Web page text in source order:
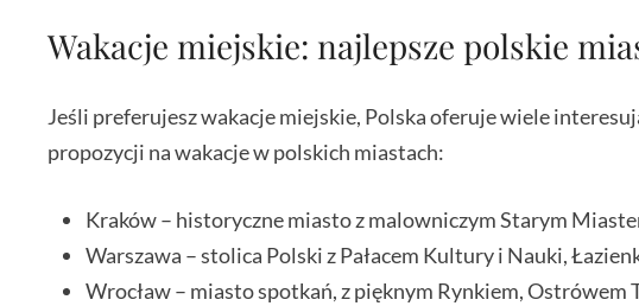
Wakacje miejskie: najlepsze polskie
Jeśli preferujesz wakacje miejskie, Polska oferuje wiele
propozycji na wakacje w polskich miastach:
Kraków – historyczne miasto z malowniczym Starym
Warszawa – stolica Polski z Pałacem Kultury i Nauki,
Wrocław – miasto spotkań, z pięknym Rynkiem, Ostrówem